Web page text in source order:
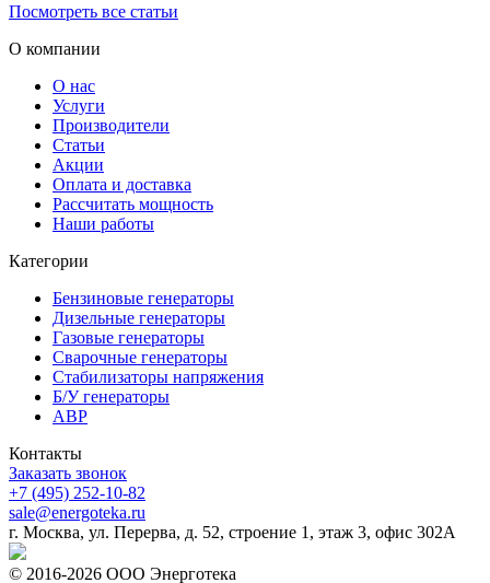
Посмотреть все статьи
О компании
О нас
Услуги
Производители
Статьи
Акции
Оплата и доставка
Рассчитать мощность
Наши работы
Категории
Бензиновые генераторы
Дизельные генераторы
Газовые генераторы
Сварочные генераторы
Стабилизаторы напряжения
Б/У генераторы
АВР
Контакты
Заказать звонок
+7 (495) 252-10-82
sale@energoteka.ru
г. Москва, ул. Перерва, д. 52, строение 1, этаж 3, офис 302А
© 2016-2026 ООО Энерготека